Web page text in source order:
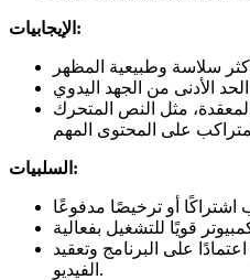
الإيجابيات:
مثل النص المتحرك
السلبيات:
على البرنامج وتعقيد
الفيديو.